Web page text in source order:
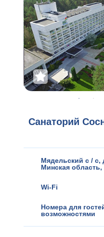
Санаторий
Мядельский с / с,
Минская область,
Wi-Fi
Номера для
возможностями